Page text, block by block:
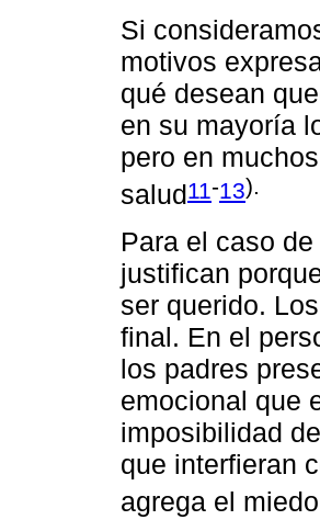
Si
motivos
qué desean
en su mayoría
pero en
salud11-13).
Para el caso
justifican
ser querido.
final. En el
los padres
emocional que
imposibilidad
que interfieran
agrega el